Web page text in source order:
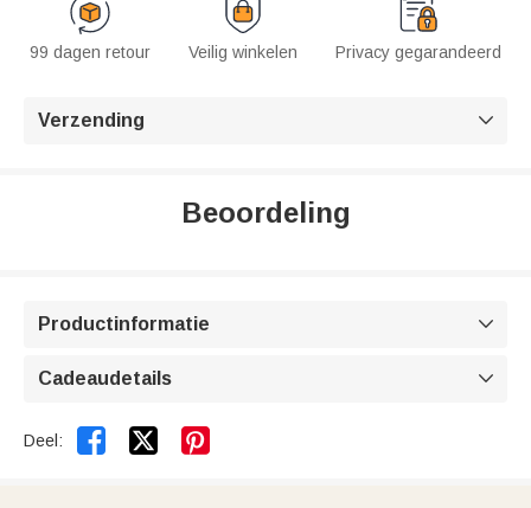
99 dagen retour Veilig winkelen Privacy gegarandeerd
Verzending 
Beoordeling
Productinformatie 
Cadeaudetails 
Deel:  